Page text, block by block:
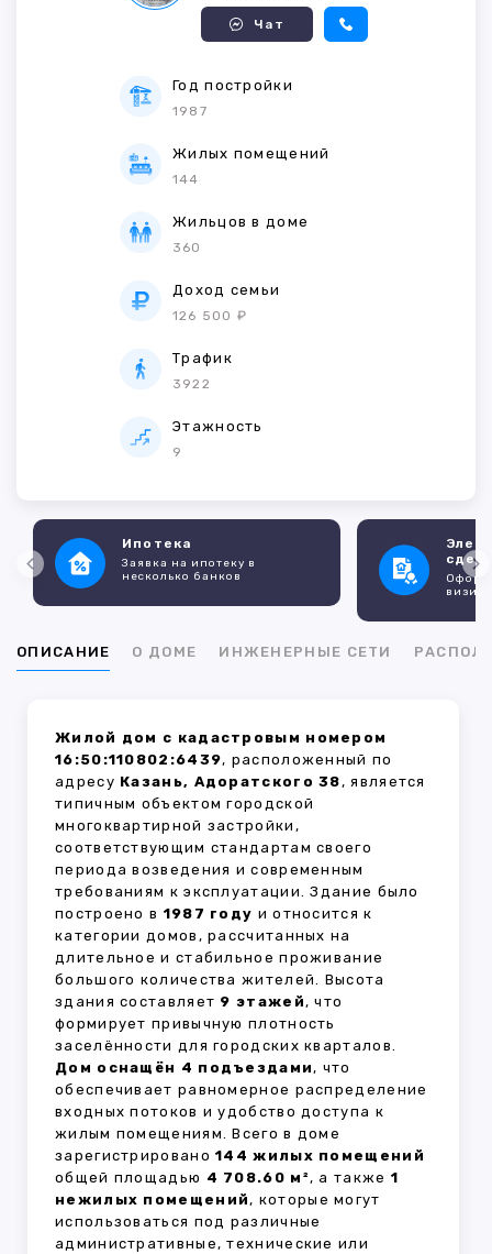
Чат
Год постройки
1987
Жилых помещений
144
Жильцов в доме
360
Доход семьи
126 500 ₽
Трафик
3922
Этажность
9
Ипотека
Заявка на ипотеку в
несколько банков
ОПИСАНИЕ О ДОМЕ ИНЖЕНЕРНЫЕ СЕТИ
Жилой дом с кадастровым номером
16:50:110802:6439, расположенный по
адресу Казань, Адоратского 38, является
типичным объектом городской
многоквартирной застройки,
соответствующим стандартам своего
периода возведения и современным
требованиям к эксплуатации. Здание было
построено в 1987 году и относится к
категории домов, рассчитанных на
длительное и стабильное проживание
большого количества жителей. Высота
здания составляет 9 этажей, что
формирует привычную плотность
заселённости для городских кварталов.
Дом оснащён 4 подъездами, что
обеспечивает равномерное распределение
входных потоков и удобство доступа к
жилым помещениям. Всего в доме
зарегистрировано144 жилых помещений
общей площадью 4 708.60 м², а также 1
нежилых помещений, которые могут
использоваться под различные
административные, технические или